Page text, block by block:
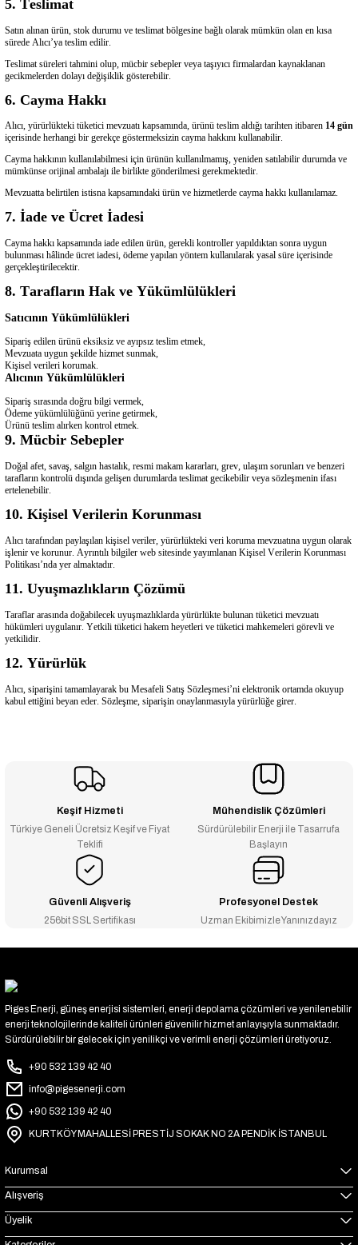
5. Teslimat
Satın alınan ürün, stok durumu ve teslimat bölgesine bağlı olarak mümkün olan en kısa
sürede Alıcı’ya teslim edilir.
Teslimat süreleri tahmini olup, mücbir sebepler veya taşıyıcı firmalardan kaynaklanan
gecikmelerden dolayı değişiklik gösterebilir.
6. Cayma Hakkı
Alıcı, yürürlükteki tüketici mevzuatı kapsamında, ürünü teslim aldığı tarihten itibaren 14 gün
içerisinde herhangi bir gerekçe göstermeksizin cayma hakkını kullanabilir.
Cayma hakkının kullanılabilmesi için ürünün kullanılmamış, yeniden satılabilir durumda ve
mümkünse orijinal ambalajı ile birlikte gönderilmesi gerekmektedir.
Mevzuatta belirtilen istisna kapsamındaki ürün ve hizmetlerde cayma hakkı kullanılamaz.
7. İade ve Ücret İadesi
Cayma hakkı kapsamında iade edilen ürün, gerekli kontroller yapıldıktan sonra uygun
bulunması hâlinde ücret iadesi, ödeme yapılan yöntem kullanılarak yasal süre içerisinde
gerçekleştirilecektir.
8. Tarafların Hak ve Yükümlülükleri
Satıcının Yükümlülükleri
Sipariş edilen ürünü eksiksiz ve ayıpsız teslim etmek,
Mevzuata uygun şekilde hizmet sunmak,
Kişisel verileri korumak.
Alıcının Yükümlülükleri
Sipariş sırasında doğru bilgi vermek,
Ödeme yükümlülüğünü yerine getirmek,
Ürünü teslim alırken kontrol etmek.
9. Mücbir Sebepler
Doğal afet, savaş, salgın hastalık, resmi makam kararları, grev, ulaşım sorunları ve benzeri
tarafların kontrolü dışında gelişen durumlarda teslimat gecikebilir veya sözleşmenin ifası
ertelenebilir.
10. Kişisel Verilerin Korunması
Alıcı tarafından paylaşılan kişisel veriler, yürürlükteki veri koruma mevzuatına uygun olarak
işlenir ve korunur. Ayrıntılı bilgiler web sitesinde yayımlanan Kişisel Verilerin Korunması
Politikası’nda yer almaktadır.
11. Uyuşmazlıkların Çözümü
Taraflar arasında doğabilecek uyuşmazlıklarda yürürlükte bulunan tüketici mevzuatı
hükümleri uygulanır. Yetkili tüketici hakem heyetleri ve tüketici mahkemeleri görevli ve
yetkilidir.
12. Yürürlük
Alıcı, siparişini tamamlayarak bu Mesafeli Satış Sözleşmesi’ni elektronik ortamda okuyup
kabul ettiğini beyan eder. Sözleşme, siparişin onaylanmasıyla yürürlüğe girer.
Keşif Hizmeti
Türkiye Geneli Ücretsiz Keşif ve Fiyat
Teklifi
Mühendislik Çözümleri
Sürdürülebilir Enerji ile Tasarrufa
Başlayın
Güvenli Alışveriş
256bit SSL Sertifikası
Profesyonel Destek
Uzman Ekibimizle Yanınızdayız
Piges Enerji, güneş enerjisi sistemleri, enerji depolama çözümleri ve yenilenebilir
enerji teknolojilerinde kaliteli ürünleri güvenilir hizmet anlayışıyla sunmaktadır.
Sürdürülebilir bir gelecek için yenilikçi ve verimli enerji çözümleri üretiyoruz.
+90 532 139 42 40
info@pigesenerji.com
+90 532 139 42 40
KURTKÖY MAHALLESİ PRESTİJ SOKAK NO 2A PENDİK İSTANBUL
Kurumsal
Alışveriş
Üyelik